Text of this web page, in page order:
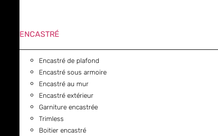
ENCASTRÉ
Encastré de plafond
Encastré sous armoire
Encastré au mur
Encastré extérieur
Garniture encastrée
Trimless
Boitier encastré